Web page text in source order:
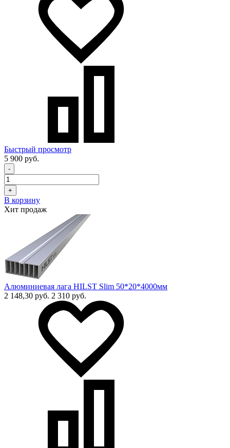
Быстрый просмотр
5 900 руб.
-
+
В корзину
Хит продаж
Алюминиевая лага HILST Slim 50*20*4000мм
2 148,30 руб. 2 310 руб.